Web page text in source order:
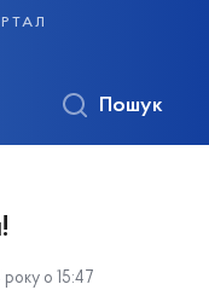
Пошук
о 15:47